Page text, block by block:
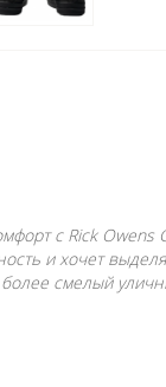
с Rick
и хочет
смелый